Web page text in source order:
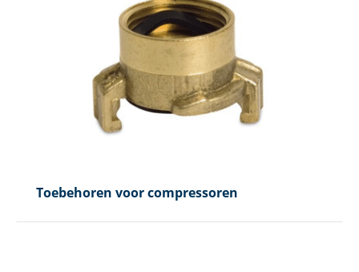
Toebehoren voor compressoren